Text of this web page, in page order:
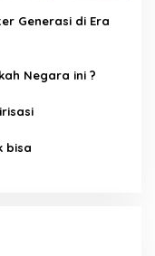
Generasi di Era
Negara ini ?
bisa